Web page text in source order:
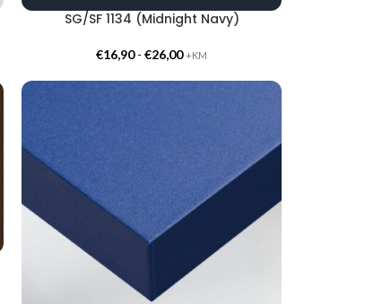
SG/SF 1134 (Midnight Navy)
€16,90-€26,00 +KM